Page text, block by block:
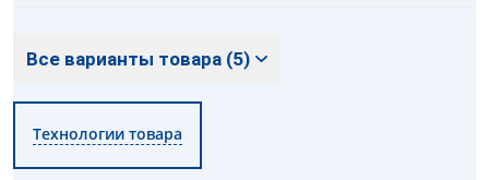
Все варианты товара (5)
Технологии товара